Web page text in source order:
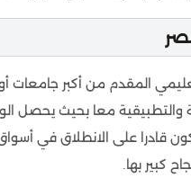
لأبحاث الدكتوراه
عين شمس، الإسكندرية):
الجامعة
الخاصة (مثل الجامعة
المقدم من أكبر جامعات
والتطبيقية معا بحيث يحصل
قادرا على الانطلاق في
كبير بها.